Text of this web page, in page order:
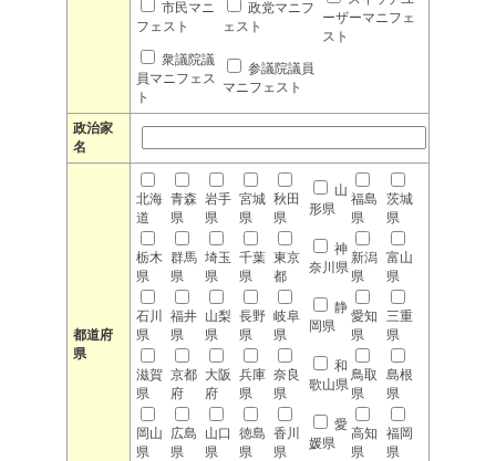
市民マニ
フェスト
政党マニフ
ェスト
ーザーマニフェ
スト
衆議院議
員マニフェス
ト
参議院議員
マニフェスト
政治家
名
都道府
県
北海
道
青森
県
岩手
県
宮城
県
秋田
県
山
形県
福島
県
茨城
県
栃木
県
群馬
県
埼玉
県
千葉
県
東京
都
神
奈川県
新潟
県
富山
県
石川
県
福井
県
山梨
県
長野
県
岐阜
県
静
岡県
愛知
県
三重
県
滋賀
県
京都
府
大阪
府
兵庫
県
奈良
県
和
歌山県
鳥取
県
島根
県
岡山
県
広島
県
山口
県
徳島
県
香川
県
愛
媛県
高知
県
福岡
県